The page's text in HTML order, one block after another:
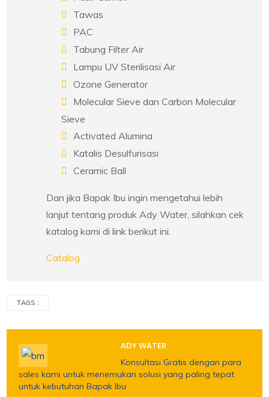
Tawas
PAC
Tabung Filter Air
Lampu UV Sterilisasi Air
Ozone Generator
Molecular Sieve dan Carbon Molecular
Sieve
Activated Alumina
Katalis Desulfurisasi
Ceramic Ball
Dan jika Bapak Ibu ingin mengetahui lebih
lanjut tentang produk Ady Water, silahkan cek
katalog kami di link berikut ini.
Catalog
TAGS :
ADY WATER
Konsultasi Gratis dengan para
sales kami untuk menemukan solusi yang paling tepat
untuk kebutuhan Bapak Ibu